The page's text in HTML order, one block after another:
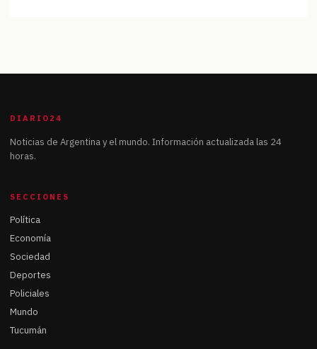
DIARIO24
Noticias de Argentina y el mundo. Información actualizada las 24
horas.
SECCIONES
Política
Economía
Sociedad
Deportes
Policiales
Mundo
Tucumán